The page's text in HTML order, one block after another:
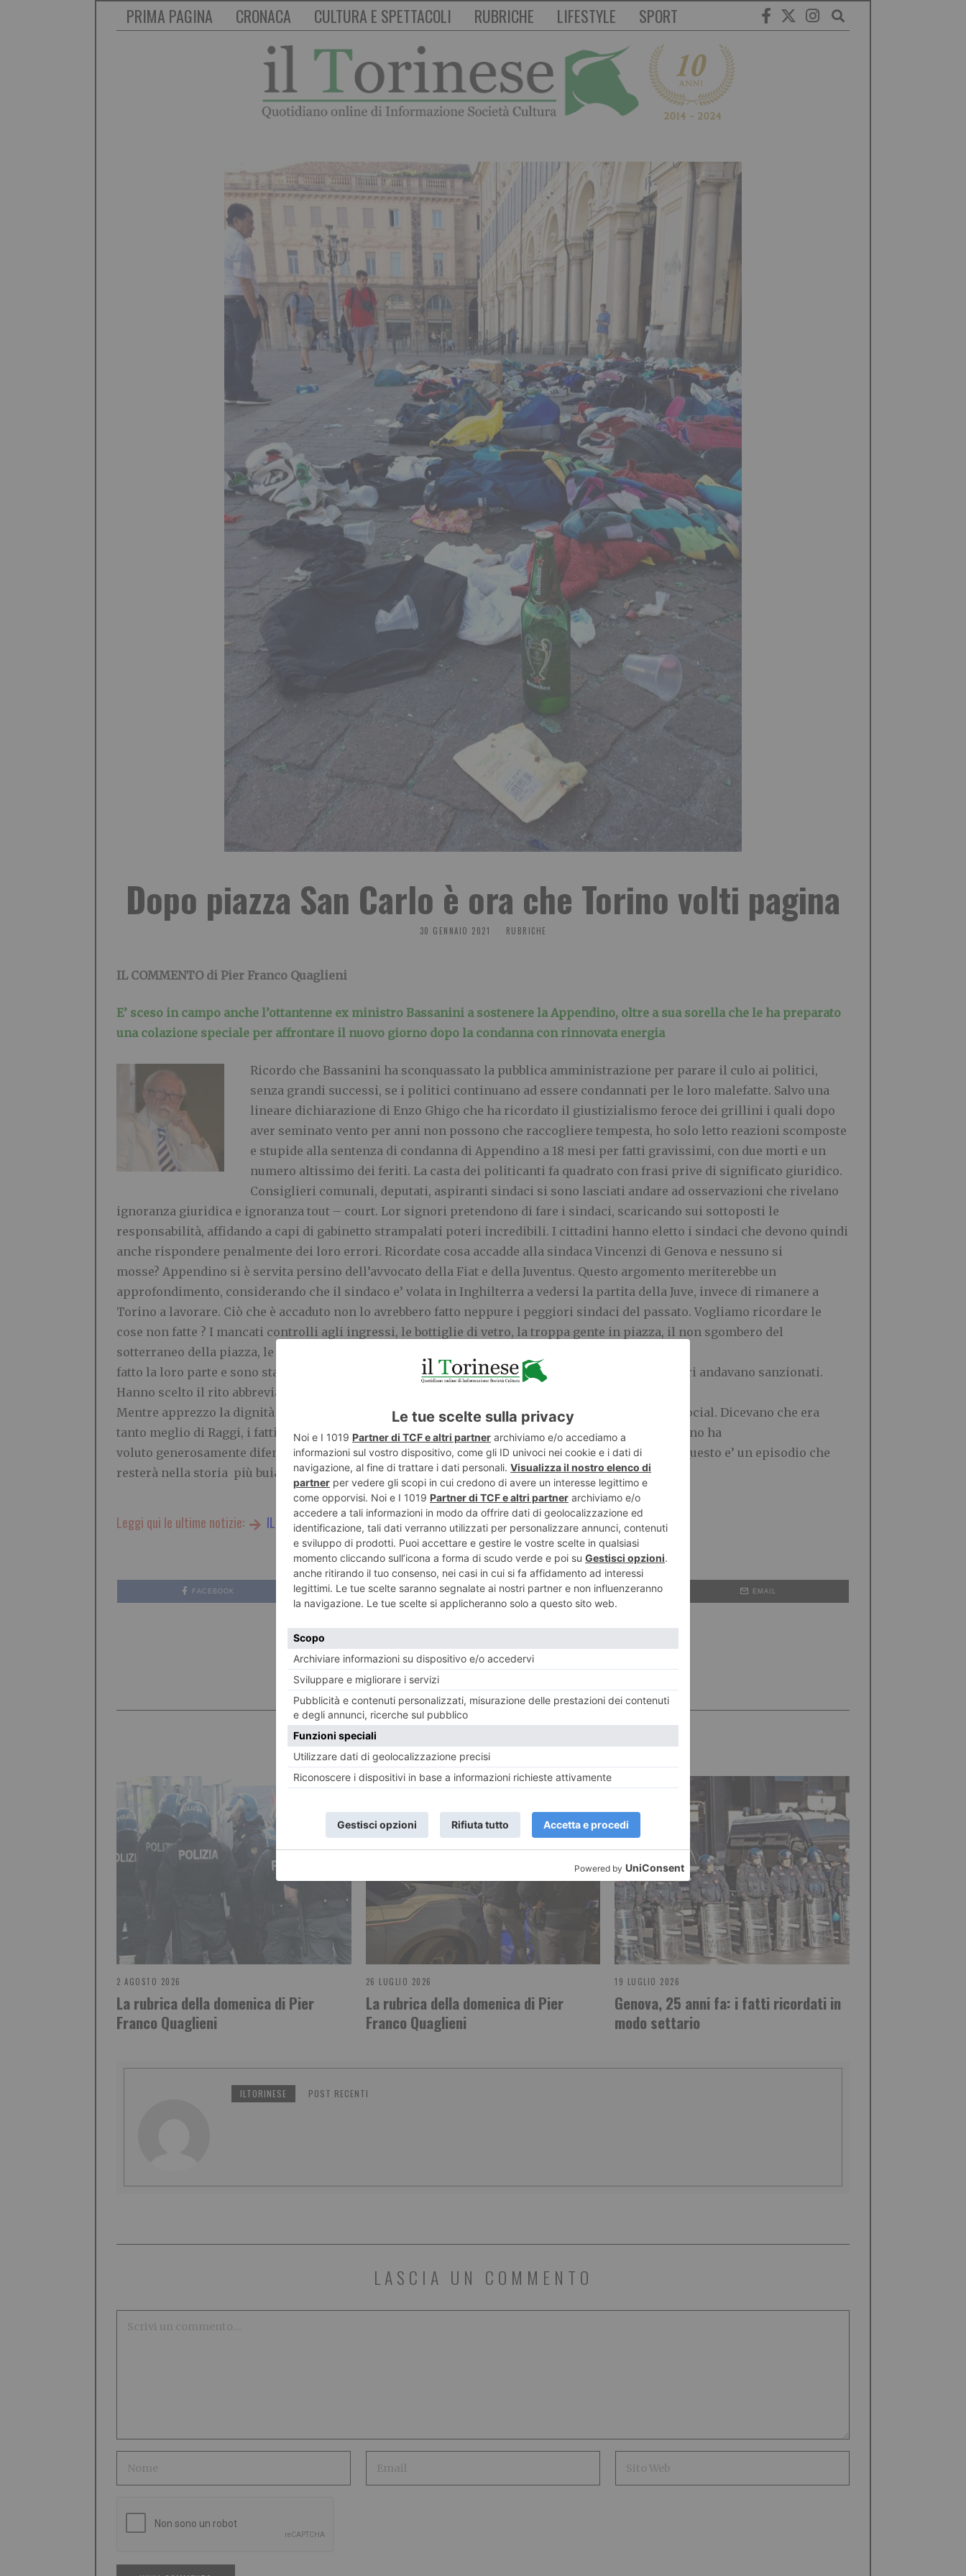
PRIMA PAGINA CRONACA CULTURA E SPETTACOLI RUBRICHE LIFESTYLE SPORT
Dopo piazza San Carlo è ora che Torino volti pagina
30 GENNAIO 2021 RUBRICHE
IL COMMENTO di Pier Franco Quaglieni
E’ sceso in campo anche l’ottantenne ex ministro Bassanini a sostenere la Appendino, oltre a sua sorella che le ha preparato
una colazione speciale per affrontare il nuovo giorno dopo la condanna con rinnovata energia
Ricordo che Bassanini ha sconquassato la pubblica amministrazione per parare il culo ai politici,
senza grandi successi, se i politici continuano ad essere condannati per le loro malefatte. Salvo una
lineare dichiarazione di Enzo Ghigo che ha ricordato il giustizialismo feroce dei grillini i quali dopo
aver seminato vento per anni non possono che raccogliere tempesta, ho solo letto reazioni scomposte
e stupide alla sentenza di condanna di Appendino a 18 mesi per fatti gravissimi, con due morti e un
numero altissimo dei feriti. La casta dei politicanti fa quadrato con frasi prive di significato giuridico.
Consiglieri comunali, deputati, aspiranti sindaci si sono lasciati andare ad osservazioni che rivelano
ignoranza giuridica e ignoranza tout – court. Lor signori pretendono di fare i sindaci, scaricando sui sottoposti le
responsabilità, affidando a capi di gabinetto strampalati poteri incredibili. I cittadini hanno eletto i sindaci che devono quindi
anche rispondere penalmente dei loro errori. Ricordate cosa accadde alla sindaca Vincenzi di Genova e nessuno si
mosse? Appendino si è servita persino dell’avvocato della Fiat e della Juventus. Questo argomento meriterebbe un
approfondimento, considerando che il sindaco e’ volata in Inghilterra a vedersi la partita della Juve, invece di rimanere a
Torino a lavorare. Ciò che è accaduto non lo avrebbero fatto neppure i peggiori sindaci del passato. Vogliamo ricordare le
cose non fatte ? I mancati controlli agli ingressi, le bottiglie di vetro, la troppa gente in piazza, il non sgombero del
sotterraneo della piazza, le transenne che hanno impedito la fuga Ripeto, i teppisti hanno
fatto la loro parte e sono stati condannati , ma le omissioni e gli errori di sindaco e questore ed altri andavano sanzionati.
Hanno scelto il rito abbreviato per evitare pene più dure. Chi è innocente non lo fa.
Mentre apprezzo la dignità del Questore, non posso non condannare i piagnistei del Sindaco sui social. Dicevano che era
tanto meglio di Raggi, i fatti le hanno dato torto. Applichi le norme grilline e faccia le valigie. Fassino ha
voluto generosamente difenderla, ma anche lui ha sbagliato. Torino deve davvero voltare pagina. Questo e’ un episodio che
resterà nella storia più buia della città .
Leggi qui le ultime notizie: IL TORINESE
FACEBOOK TWITTER WHATSAPP EMAIL
QUAGLIENI
POTREBBE INTERESSARTI...
2 AGOSTO 2026
La rubrica della domenica di Pier
Franco Quaglieni
26 LUGLIO 2026
La rubrica della domenica di Pier
Franco Quaglieni
19 LUGLIO 2026
Genova, 25 anni fa: i fatti ricordati in
modo settario
ILTORINESE POST RECENTI
LASCIA UN COMMENTO